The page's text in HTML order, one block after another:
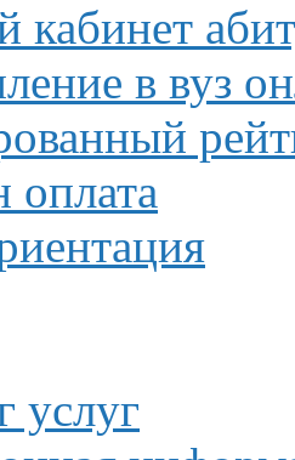
кабинет
в вуз
оплата
услуг